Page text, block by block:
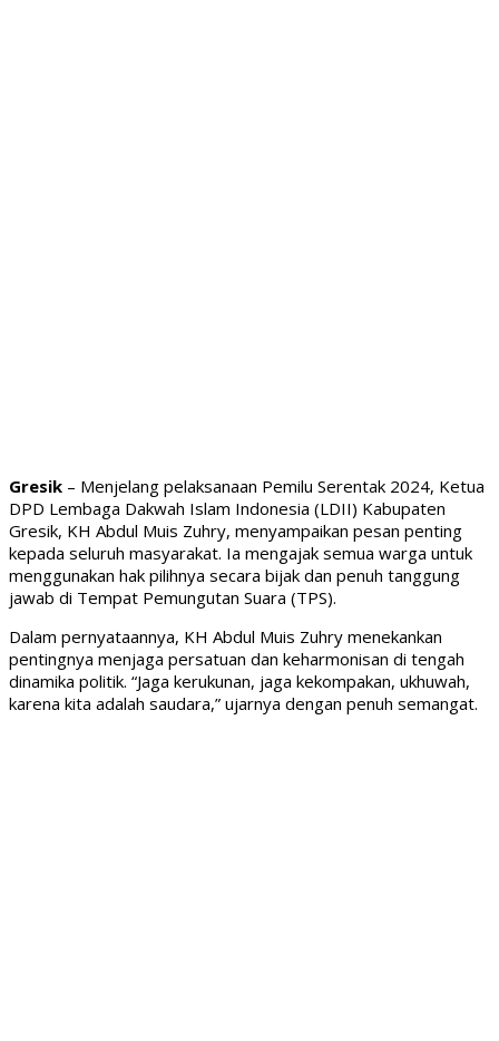
Gresik – Menjelang pelaksanaan Pemilu Serentak 2024, Ketua
DPD Lembaga Dakwah Islam Indonesia (LDII) Kabupaten
Gresik, KH Abdul Muis Zuhry, menyampaikan pesan penting
kepada seluruh masyarakat. Ia mengajak semua warga untuk
menggunakan hak pilihnya secara bijak dan penuh tanggung
jawab di Tempat Pemungutan Suara (TPS).
Dalam pernyataannya, KH Abdul Muis Zuhry menekankan
pentingnya menjaga persatuan dan keharmonisan di tengah
dinamika politik. “Jaga kerukunan, jaga kekompakan, ukhuwah,
karena kita adalah saudara,” ujarnya dengan penuh semangat.